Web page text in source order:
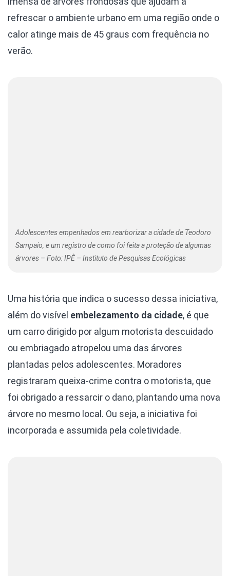
refrescar o ambiente urbano em uma região onde o
calor atinge mais de 45 graus com frequência no
verão.
Adolescentes empenhados em rearborizar a cidade de Teodoro
Sampaio, e um registro de como foi feita a proteção de algumas
árvores – Foto: IPÊ – Instituto de Pesquisas Ecológicas
Uma história que indica o sucesso dessa iniciativa,
além do visível embelezamento da cidade, é que
um carro dirigido por algum motorista descuidado
ou embriagado atropelou uma das árvores
plantadas pelos adolescentes. Moradores
registraram queixa-crime contra o motorista, que
foi obrigado a ressarcir o dano, plantando uma nova
árvore no mesmo local. Ou seja, a iniciativa foi
incorporada e assumida pela coletividade.